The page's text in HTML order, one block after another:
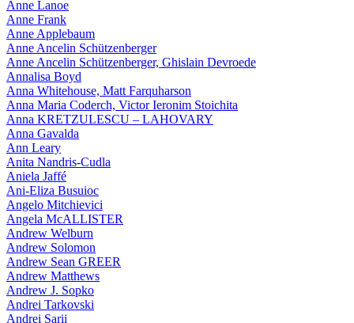
Anne Lanoe
Anne Frank
Anne Applebaum
Anne Ancelin Schützenberger
Anne Ancelin Schützenberger, Ghislain Devroede
Annalisa Boyd
Anna Whitehouse, Matt Farquharson
Anna Maria Coderch, Victor Ieronim Stoichita
Anna KRETZULESCU – LAHOVARY
Anna Gavalda
Ann Leary
Anita Nandris-Cudla
Aniela Jaffé
Ani-Eliza Busuioc
Angelo Mitchievici
Angela McALLISTER
Andrew Welburn
Andrew Solomon
Andrew Sean GREER
Andrew Matthews
Andrew J. Sopko
Andrei Tarkovski
Andrei Sarii